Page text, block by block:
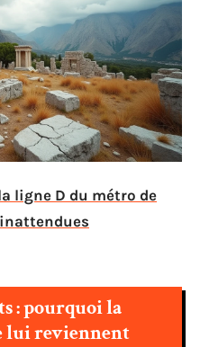
ligne D du métro de
: pourquoi la
lui reviennent